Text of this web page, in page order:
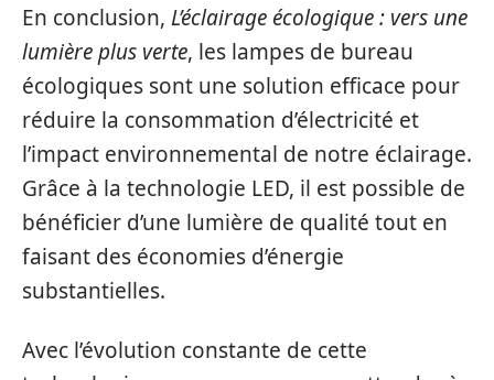
En conclusion, L’éclairage écologique : vers une
lumière plus verte, les lampes de bureau
écologiques sont une solution efficace pour
réduire la consommation d’électricité et
l’impact environnemental de notre éclairage.
Grâce à la technologie LED, il est possible de
bénéficier d’une lumière de qualité tout en
faisant des économies d’énergie
substantielles.
Avec l’évolution constante de cette